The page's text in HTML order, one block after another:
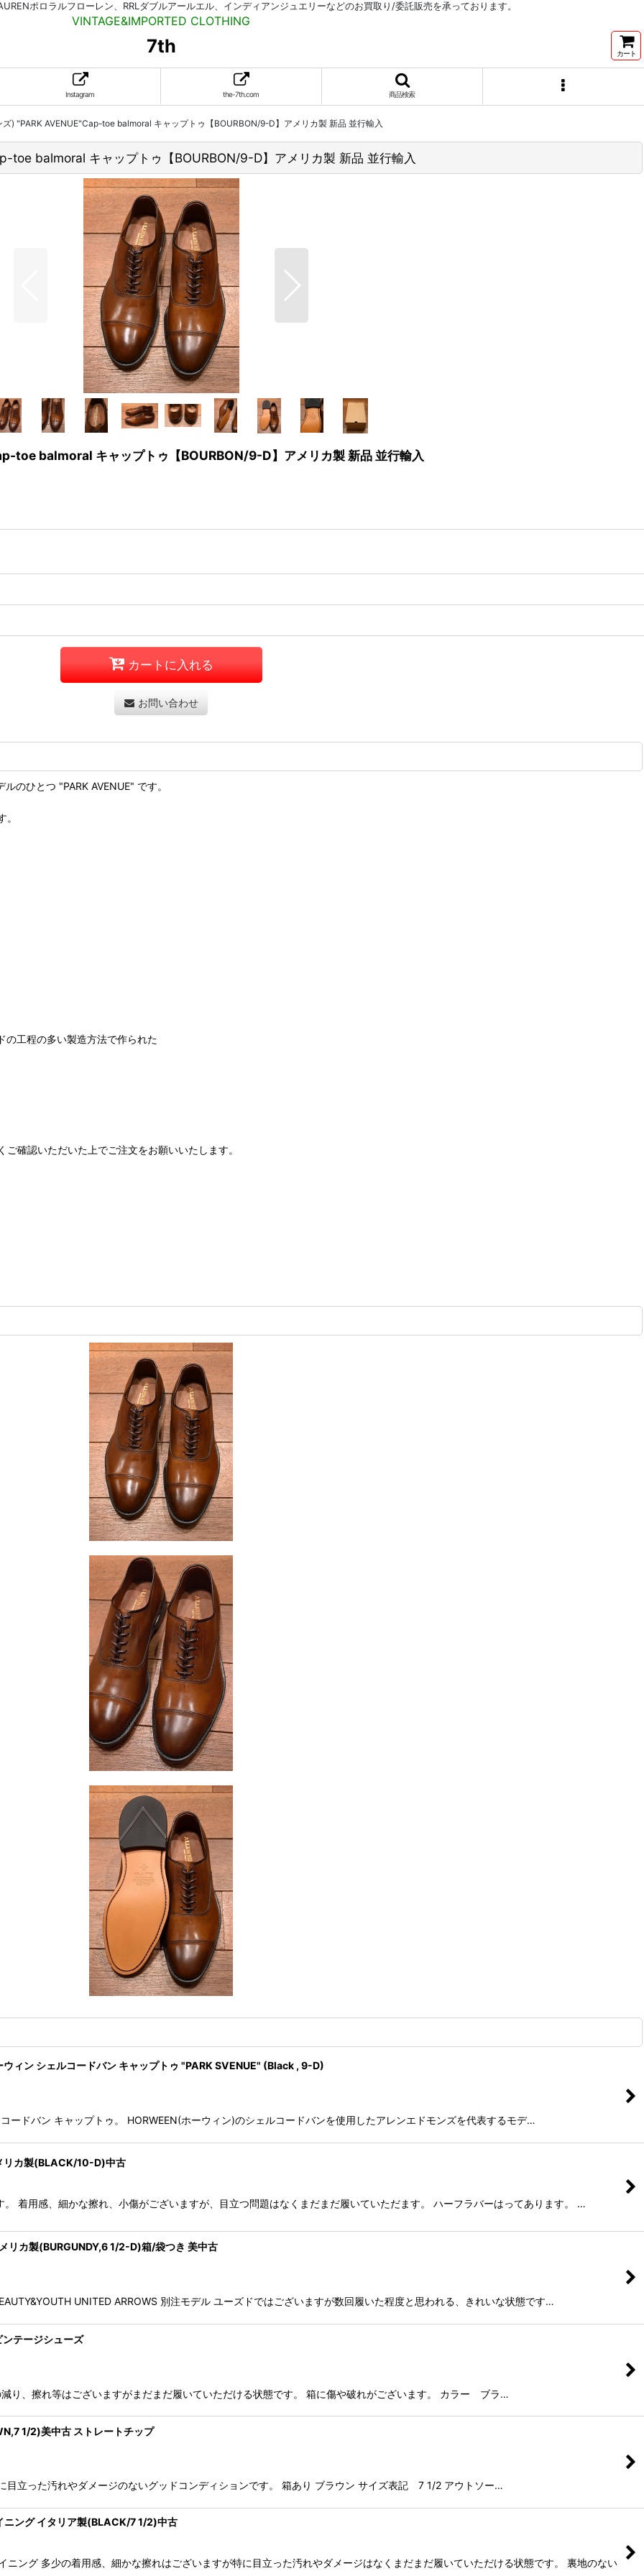
ポロラルフローレン、RRLダブルアールエル、インディアンジュエリーなどのお買取り/委託販売を承っております。
VINTAGE&IMPORTED CLOTHING
7th カート
Instagram the-7th.com 商品検索
) "PARK AVENUE"Cap-toe balmoral キャップトゥ【BOURBON/9-D】アメリカ製 新品 並行輸入
toe balmoral キャップトゥ【BOURBON/9-D】アメリカ製 新品 並行輸入
toe balmoral キャップトゥ【BOURBON/9-D】アメリカ製 新品 並行輸入
カートに入れる
お問い合わせ
のひとつ "PARK AVENUE" です。
工程の多い製造方法で作られた
確認いただいた上でご注文をお願いいたします。
ィン シェルコードバン キャップトゥ "PARK SVENUE" (Black , 9-D)
ードバン キャップトゥ。 HORWEEN(ホーウィン)のシェルコードバンを使用したアレンエドモンズを代表するモデ…
リカ製(BLACK/10-D)中古
着用感、細かな擦れ、小傷がございますが、目立つ問題はなくまだまだ履いていただます。 ハーフラバーはってあります。 …
リカ製(BURGUNDY,6 1/2-D)箱/袋つき 美中古
UNITED ARROWS 別注モデル ユーズドではございますが数回履いた程度と思われる、きれいな状態です…
テージシューズ
り、擦れ等はございますがまだまだ履いていただける状態です。 箱に傷や破れがございます。 カラー ブラ…
1/2)美中古 ストレートチップ
目立った汚れやダメージのないグッドコンディションです。 箱あり ブラウン サイズ表記 7 1/2 アウトソー…
ニング イタリア製(BLACK/7 1/2)中古
ング 多少の着用感、細かな擦れはございますが特に目立った汚れやダメージはなくまだまだ履いていただける状態です。 裏地のない